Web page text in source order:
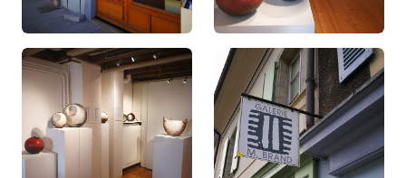
fonctionne
aussi bien
lors de votre
visite. Si vous
refusez ces
cookies,
certaines
fonctionnalités
disparaîtront